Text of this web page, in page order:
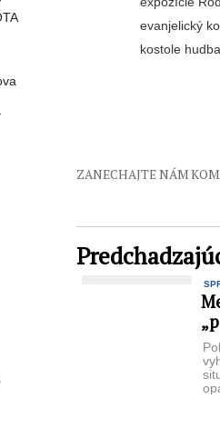
evanjelický
kostole
ZANECHAJTE NÁM